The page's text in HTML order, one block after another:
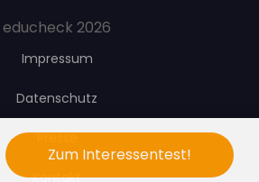
Zum Interessentest!
educheck 2026
Impressum
Datenschutz
Presse
Kontakt